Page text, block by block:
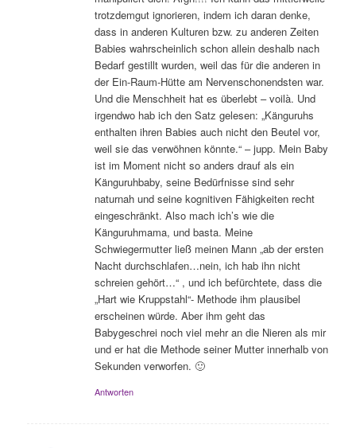
trotzdemgut ignorieren, indem ich daran denke,
dass in anderen Kulturen bzw. zu anderen Zeiten
Babies wahrscheinlich schon allein deshalb nach
Bedarf gestillt wurden, weil das für die anderen in
der Ein-Raum-Hütte am Nervenschonendsten war.
Und die Menschheit hat es überlebt – voilà. Und
irgendwo hab ich den Satz gelesen: „Känguruhs
enthalten ihren Babies auch nicht den Beutel vor,
weil sie das verwöhnen könnte.“ – jupp. Mein Baby
ist im Moment nicht so anders drauf als ein
Känguruhbaby, seine Bedürfnisse sind sehr
naturnah und seine kognitiven Fähigkeiten recht
eingeschränkt. Also mach ich’s wie die
Känguruhmama, und basta. Meine
Schwiegermutter ließ meinen Mann „ab der ersten
Nacht durchschlafen…nein, ich hab ihn nicht
schreien gehört…“ , und ich befürchtete, dass die
„Hart wie Kruppstahl“- Methode ihm plausibel
erscheinen würde. Aber ihm geht das
Babygeschrei noch viel mehr an die Nieren als mir
und er hat die Methode seiner Mutter innerhalb von
Sekunden verworfen. 🙂
Antworten